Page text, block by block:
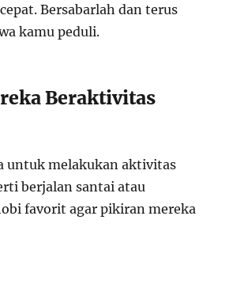
Bersabarlah dan terus
kamu peduli.
Beraktivitas
untuk melakukan aktivitas
berjalan santai atau
favorit agar pikiran mereka